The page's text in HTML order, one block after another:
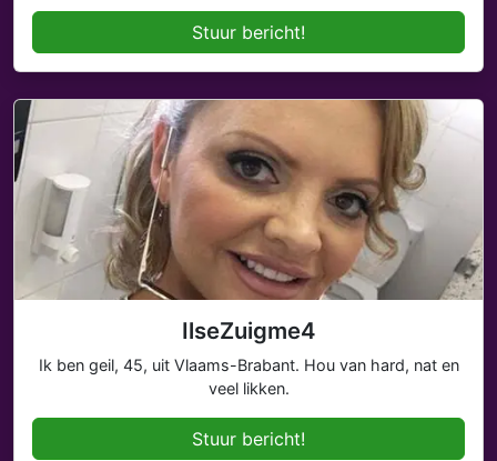
Stuur bericht!
IlseZuigme4
Ik ben geil, 45, uit Vlaams-Brabant. Hou van hard, nat en
veel likken.
Stuur bericht!